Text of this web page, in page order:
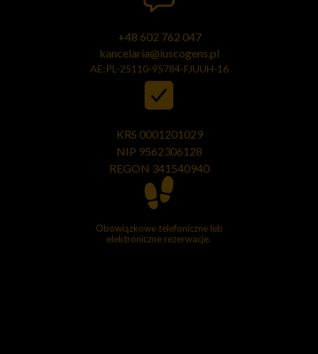
KRS 0001201029
NIP 9562306128
REGON 341540940
+48 602 762 047
kancelaria@iuscogens.pl
AE:PL-25110-95784-FJUUH-16
Obowiązkowe telefoniczne lub
elektroniczne rezerwacje.